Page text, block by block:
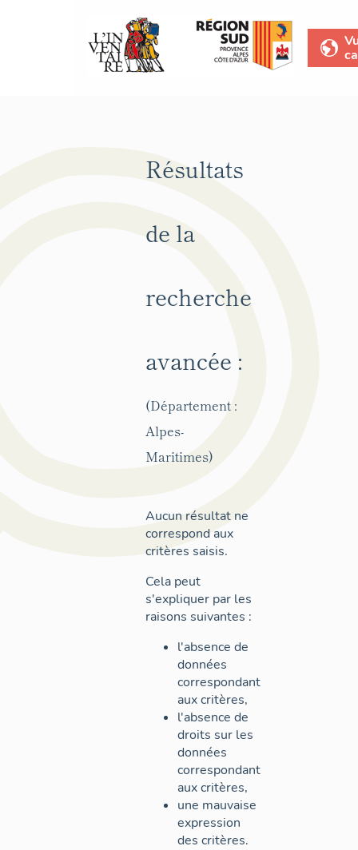
Résultats
de la
recherche
avancée :
(Département :
Alpes-
Maritimes)
Aucun résultat ne
correspond aux
critères saisis.
Cela peut
s'expliquer par les
raisons suivantes :
l'absence de
données
correspondant
aux critères,
l'absence de
droits sur les
données
correspondant
aux critères,
une mauvaise
expression
des critères.